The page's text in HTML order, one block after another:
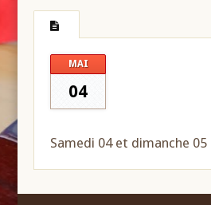
MAI
04
Samedi 04 et dimanche 05